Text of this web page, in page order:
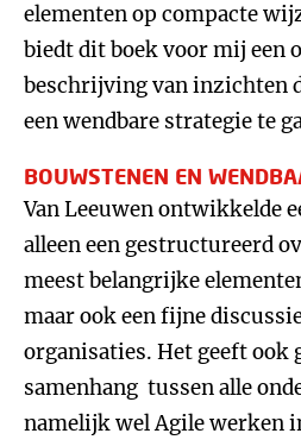
elementen op compacte
biedt dit boek voor mij een
beschrijving van inzichten
een wendbare strategie te
BOUWSTENEN EN
Van Leeuwen ontwikkelde
alleen een gestructureerd
meest belangrijke
maar ook een fijne
organisaties. Het geeft ook
samenhang tussen alle
namelijk wel Agile werken